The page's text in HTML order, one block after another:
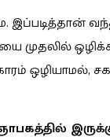
இப்படித்தான்
முதலில்
ஒழியாமல்,